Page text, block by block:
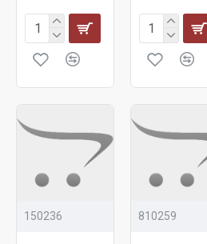
150236 810259